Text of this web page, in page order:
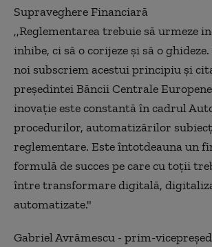
Supraveghere Financiară
,,Reglementarea trebuie să urmeze
inhibe, ci să o corijeze și să o
noi subscriem acestui principiu și
președintei Băncii Centrale
inovație este constantă în cadrul
procedurilor, automatizărilor
reglementare. Este întotdeauna un
formulă de succes pe care cu toții
între transformare digitală,
automatizate."
Gabriel Avrămescu - prim-